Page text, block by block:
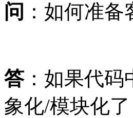
问 ：如何准
答：如果代码
象化/模块化